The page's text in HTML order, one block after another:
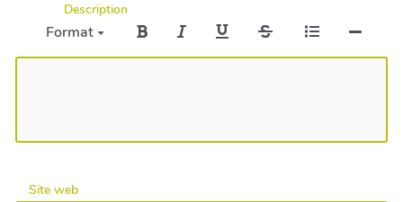
Description
Format
Site web